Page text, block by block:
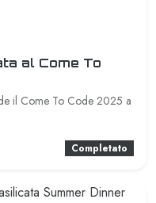
al Come To
il Come To Code 2025 a
Completato